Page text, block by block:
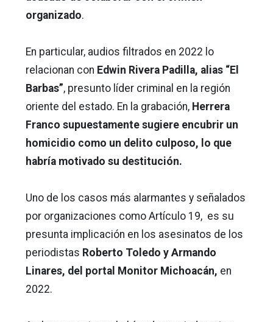
organizado.
En particular, audios filtrados en 2022 lo
relacionan con Edwin Rivera Padilla, alias “El
Barbas”, presunto líder criminal en la región
oriente del estado. En la grabación, Herrera
Franco supuestamente sugiere encubrir un
homicidio como un delito culposo, lo que
habría motivado su destitución.
Uno de los casos más alarmantes y señalados
por organizaciones como Artículo 19, es su
presunta implicación en los asesinatos de los
periodistas Roberto Toledo y Armando
Linares, del portal Monitor Michoacán, en
2022.